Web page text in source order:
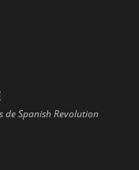
de Spanish Revolution